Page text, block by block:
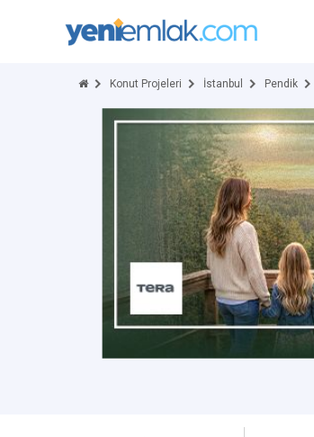
Konut Projeleri İstanbul Pendik